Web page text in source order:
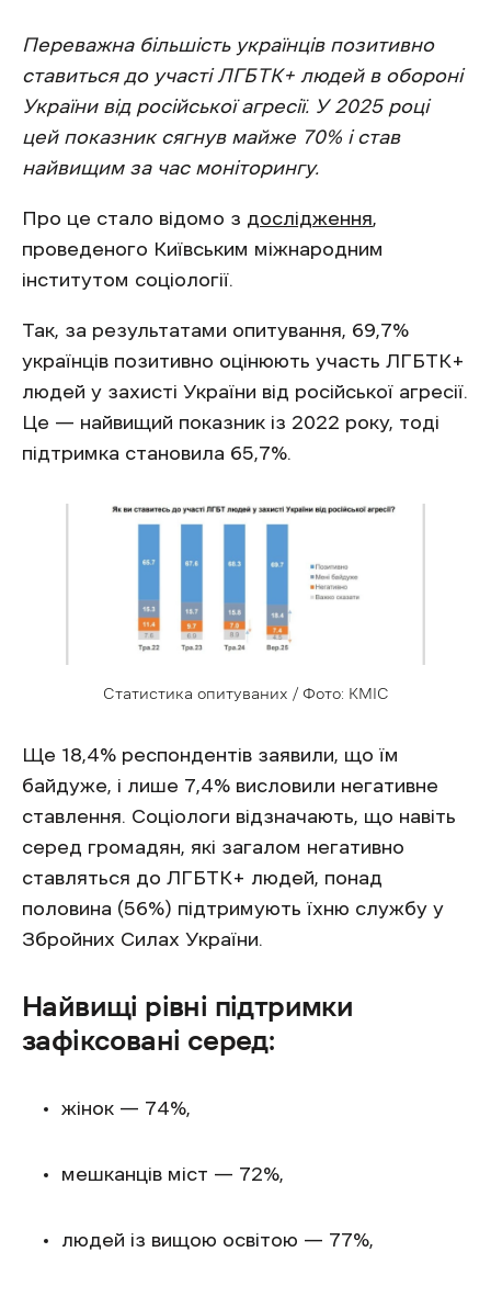
Переважна більшість українців позитивно
ставиться до участі ЛГБТК+ людей в обороні
України від російської агресії. У 2025 році
цей показник сягнув майже 70% і став
найвищим за час моніторингу.
Про це стало відомо з дослідження,
проведеного Київським міжнародним
інститутом соціології.
Так, за результатами опитування, 69,7%
українців позитивно оцінюють участь ЛГБТК+
людей у захисті України від російської агресії.
Це — найвищий показник із 2022 року, тоді
підтримка становила 65,7%.
Статистика опитуваних / Фото: КМІС
Ще 18,4% респондентів заявили, що їм
байдуже, і лише 7,4% висловили негативне
ставлення. Соціологи відзначають, що навіть
серед громадян, які загалом негативно
ставляться до ЛГБТК+ людей, понад
половина (56%) підтримують їхню службу у
Збройних Силах України.
Найвищі рівні підтримки
зафіксовані серед:
жінок — 74%,
мешканців міст — 72%,
людей із вищою освітою — 77%,